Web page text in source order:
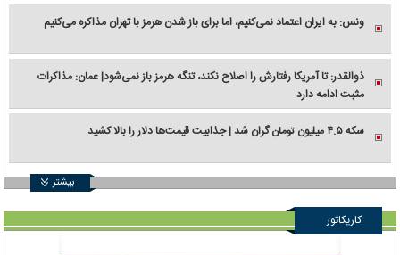
ونس: به ایران اعتماد نمی‌کنیم، اما برای باز شدن هرمز با تهران مذاکره می‌کنیم
ذوالقدر: تا آمریکا رفتارش را اصلاح نکند، تنگه هرمز باز نمی‌شود| عمان: مذاکرات
مثبت ادامه دارد
سکه ۴.۵ میلیون تومان گران شد | جذابیت قیمت‌ها دلار را بالا کشید
بیشتر
کاریکاتور